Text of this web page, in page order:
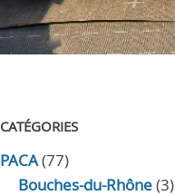
CATÉGORIES
PACA(77)
Bouches-du-Rhône(3)